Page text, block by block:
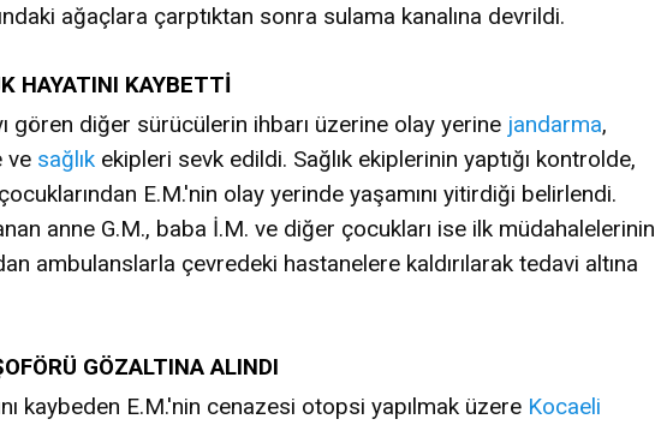
ağaçlara çarptıktan sonra sulama kanalına devrildi.
HAYATINI KAYBETTİ
gören diğer sürücülerin ihbarı üzerine olay yerine jandarma,
ve sağlık ekipleri sevk edildi. Sağlık ekiplerinin yaptığı kontrolde,
E.M.'nin olay yerinde yaşamını yitirdiği belirlendi.
anne G.M., baba İ.M. ve diğer çocukları ise ilk müdahalelerinin
ambulanslarla çevredeki hastanelere kaldırılarak tedavi altına
GÖZALTINA ALINDI
kaybeden E.M.'nin cenazesi otopsi yapılmak üzere Kocaeli